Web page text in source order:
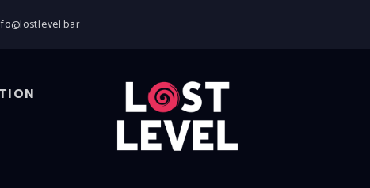
NEWS
LOCATION